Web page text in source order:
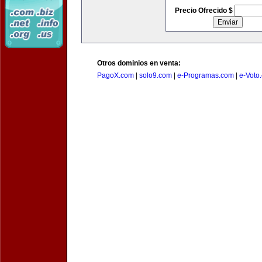
Precio Ofrecido $
Otros dominios en venta:
PagoX.com
solo9.com e-Programas.com e-